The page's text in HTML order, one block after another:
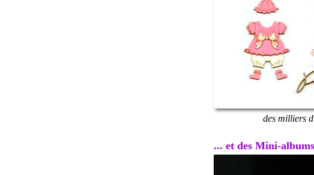
des milliers
... et des Mini-albums